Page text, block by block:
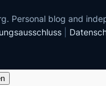
Personal blog and